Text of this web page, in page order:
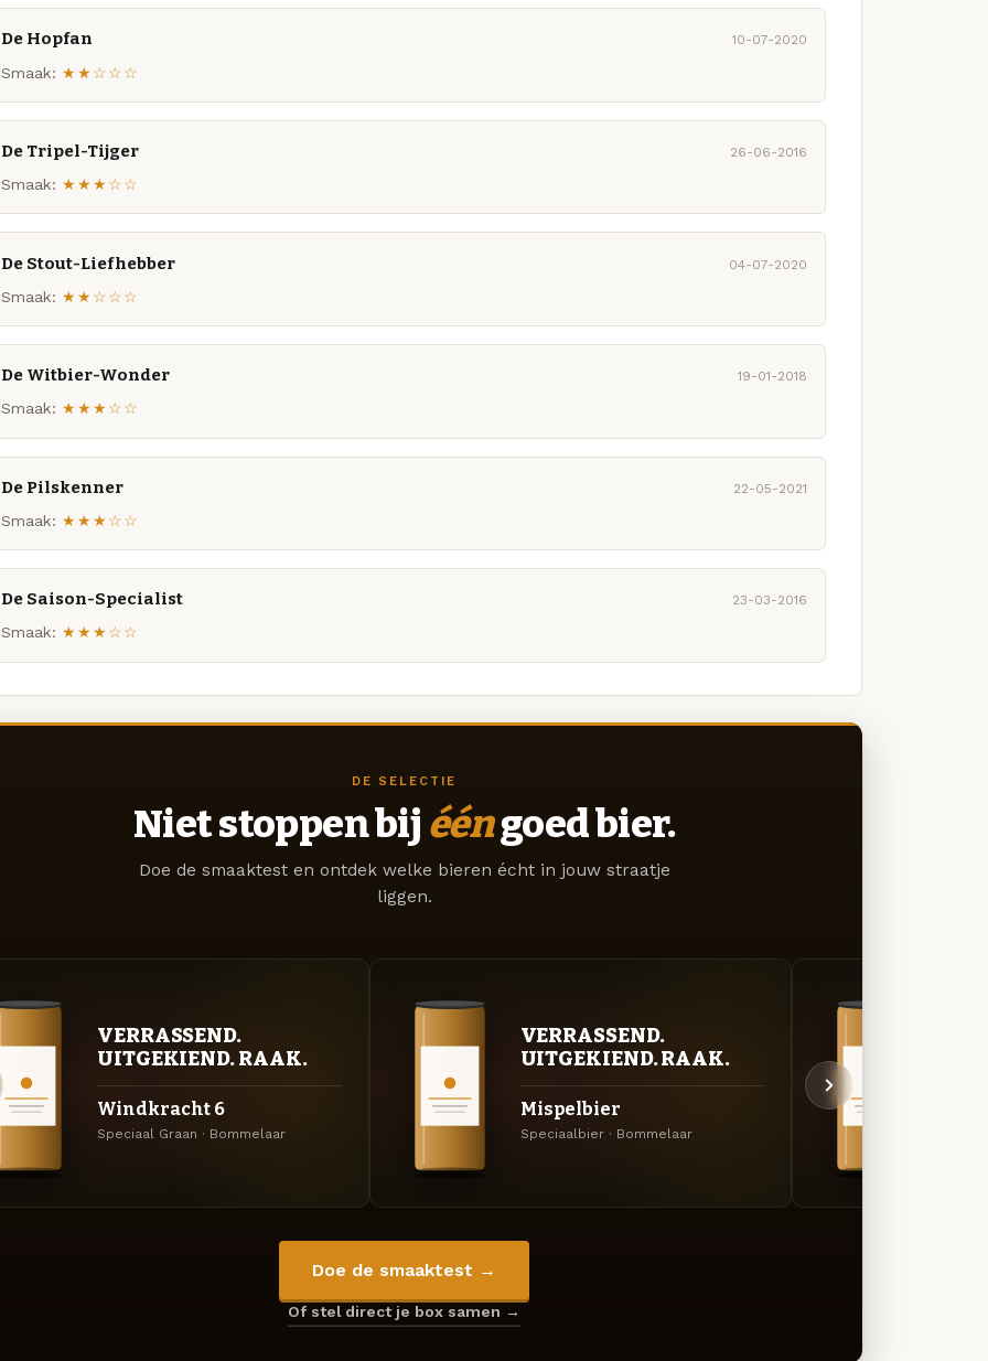
De Hopfan 10-07-2020
Smaak: ★★☆☆☆
De Tripel-Tijger 26-06-2016
Smaak: ★★★☆☆
De Stout-Liefhebber 04-07-2020
Smaak: ★★☆☆☆
De Witbier-Wonder 19-01-2018
Smaak: ★★★☆☆
De Pilskenner 22-05-2021
Smaak: ★★★☆☆
De Saison-Specialist 23-03-2016
Smaak: ★★★☆☆
DE SELECTIE
Niet stoppen bij ééngoed bier.
Doe de smaaktest en ontdek welke bieren écht in jouw straatje
liggen.
VERRASSEND.
UITGEKIEND. RAAK.
Windkracht 6
Speciaal Graan · Bommelaar
VERRASSEND.
UITGEKIEND. RAAK.
Mispelbier
Speciaalbier · Bommelaar
Doe de smaaktest →
Of stel direct je box samen →